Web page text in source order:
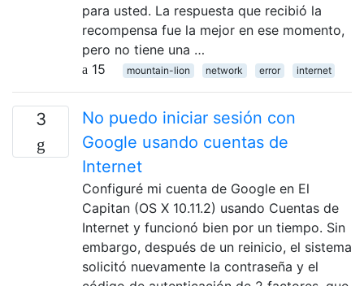
para usted. La respuesta que recibió la
recompensa fue la mejor en ese momento,
pero no tiene una …
15
mountain-lion network error internet
3
No puedo iniciar sesión con
Google usando cuentas de
Internet
Configuré mi cuenta de Google en El
Capitan (OS X 10.11.2) usando Cuentas de
Internet y funcionó bien por un tiempo. Sin
embargo, después de un reinicio, el sistema
solicitó nuevamente la contraseña y el